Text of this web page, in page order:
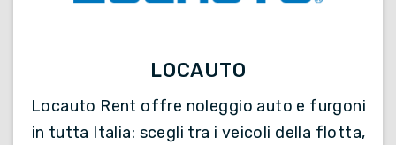
LOCAUTO
Locauto Rent offre noleggio auto e furgoni
in tutta Italia: scegli tra i veicoli della flotta,